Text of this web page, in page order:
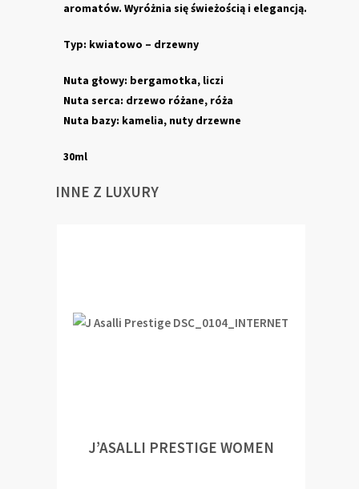
aromatów. Wyróżnia się świeżością i elegancją.
Typ: kwiatowo – drzewny
Nuta głowy: bergamotka, liczi
Nuta serca: drzewo różane, róża
Nuta bazy: kamelia, nuty drzewne
30ml
INNE Z LUXURY
J’ASALLI PRESTIGE WOMEN